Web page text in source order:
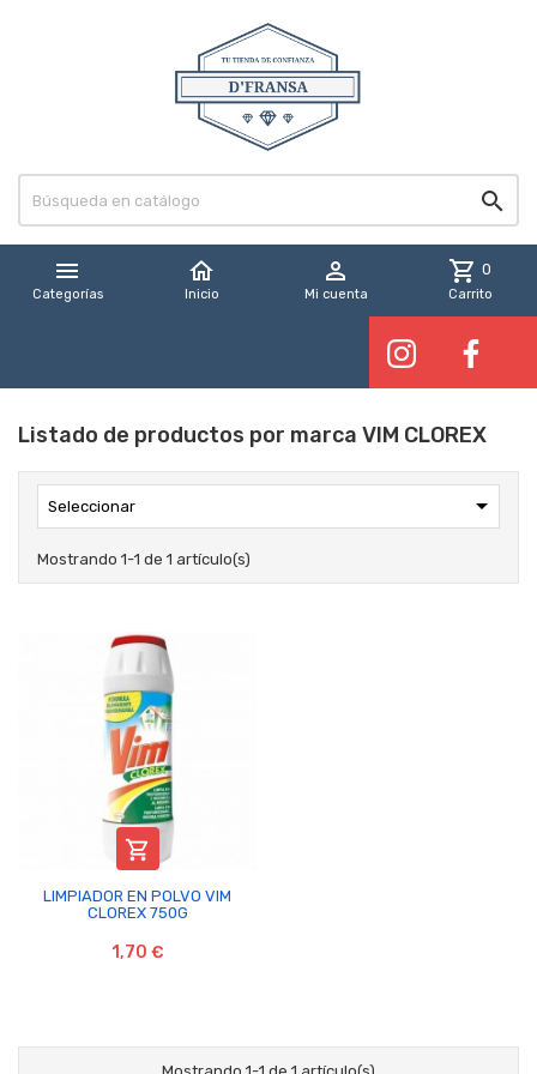


Categorías
home
Inicio

Mi cuenta
shopping_cart 0
Carrito
Listado de productos por marca VIM CLOREX
Seleccionar 
Mostrando 1-1 de 1 artículo(s)

LIMPIADOR EN POLVO VIM
CLOREX 750G
1,70 €